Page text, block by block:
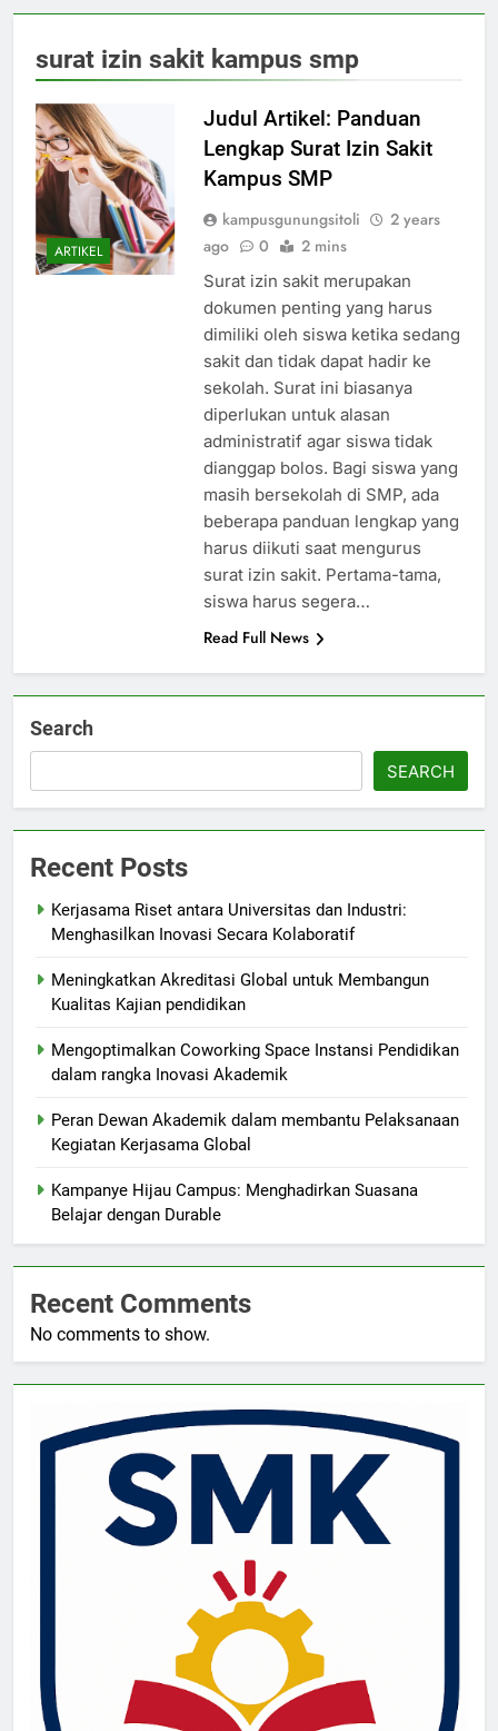
surat izin sakit kampus smp
ARTIKEL
Judul Artikel: Panduan
Lengkap Surat Izin Sakit
Kampus SMP
kampusgunungsitoli
2 years
ago
0 2 mins
Surat izin sakit merupakan
dokumen penting yang harus
dimiliki oleh siswa ketika sedang
sakit dan tidak dapat hadir ke
sekolah. Surat ini biasanya
diperlukan untuk alasan
administratif agar siswa tidak
dianggap bolos. Bagi siswa yang
masih bersekolah di SMP, ada
beberapa panduan lengkap yang
harus diikuti saat mengurus
surat izin sakit. Pertama-tama,
siswa harus segera…
Read Full News
Search
SEARCH
Recent Posts
Kerjasama Riset antara Universitas dan Industri:
Menghasilkan Inovasi Secara Kolaboratif
Meningkatkan Akreditasi Global untuk Membangun
Kualitas Kajian pendidikan
Mengoptimalkan Coworking Space Instansi Pendidikan
dalam rangka Inovasi Akademik
Peran Dewan Akademik dalam membantu Pelaksanaan
Kegiatan Kerjasama Global
Kampanye Hijau Campus: Menghadirkan Suasana
Belajar dengan Durable
Recent Comments
No comments to show.